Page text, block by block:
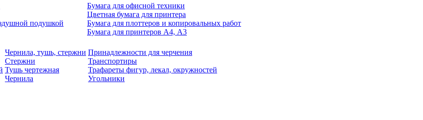
подушкой
Бумага для офисной техники
Цветная бумага для принтера
Бумага для плоттеров и копировальных работ
Бумага для принтеров А4, А3
Чернила, тушь, стержни
Стержни
Тушь чертежная
Чернила
Принадлежности для черчения
Транспортиры
Трафареты фигур, лекал, окружностей
Угольники